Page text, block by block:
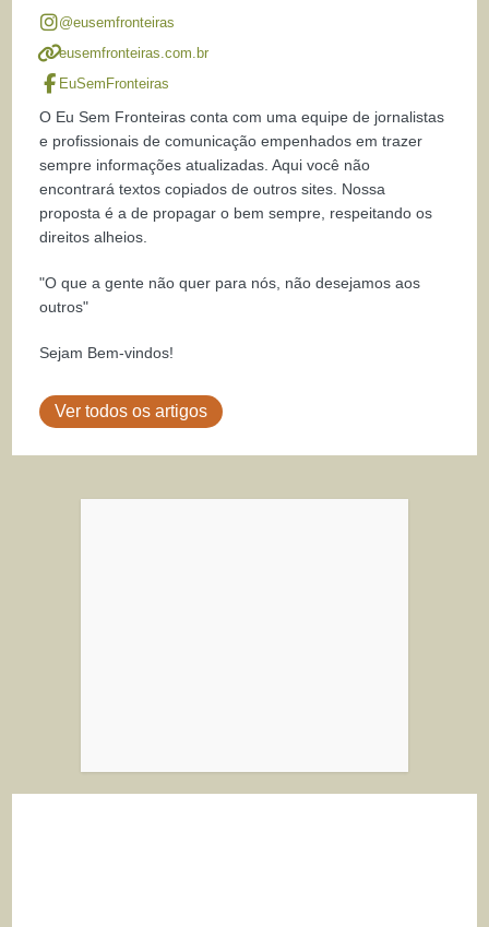
@eusemfronteiras
eusemfronteiras.com.br
EuSemFronteiras
O Eu Sem Fronteiras conta com uma equipe de jornalistas
e profissionais de comunicação empenhados em trazer
sempre informações atualizadas. Aqui você não
encontrará textos copiados de outros sites. Nossa
proposta é a de propagar o bem sempre, respeitando os
direitos alheios.
"O que a gente não quer para nós, não desejamos aos
outros"
Sejam Bem-vindos!
Ver todos os artigos